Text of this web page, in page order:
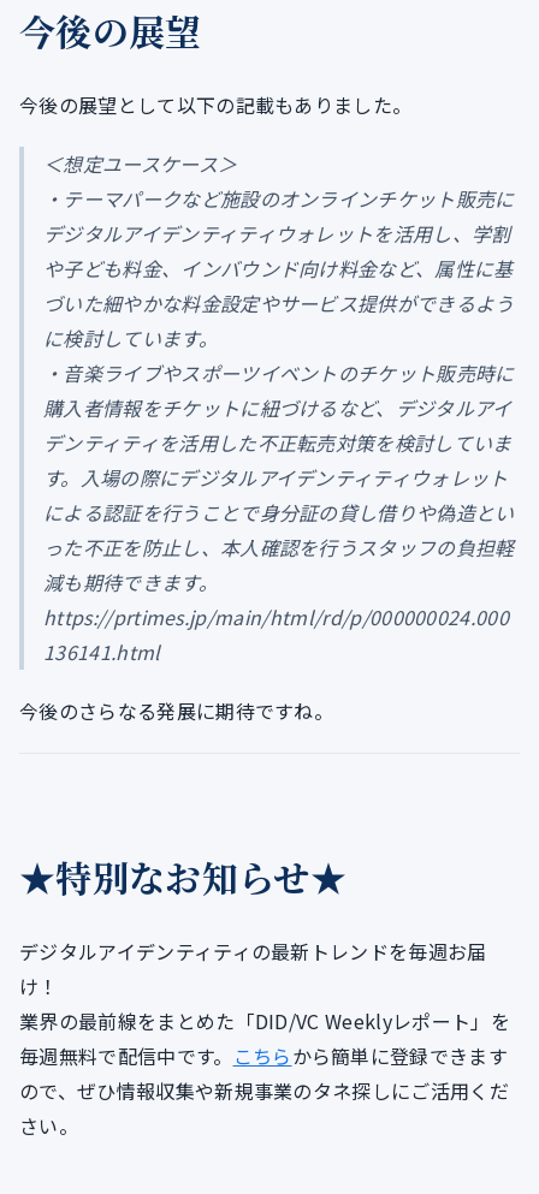
今後の展望
今後の展望として以下の記載もありました。
＜想定ユースケース＞
・テーマパークなど施設のオンラインチケット販売に
デジタルアイデンティティウォレットを活用し、学割
や子ども料金、インバウンド向け料金など、属性に基
づいた細やかな料金設定やサービス提供ができるよう
に検討しています。
・音楽ライブやスポーツイベントのチケット販売時に
購入者情報をチケットに紐づけるなど、デジタルアイ
デンティティを活用した不正転売対策を検討していま
す。入場の際にデジタルアイデンティティウォレット
による認証を行うことで身分証の貸し借りや偽造とい
った不正を防止し、本人確認を行うスタッフの負担軽
減も期待できます。
https://prtimes.jp/main/html/rd/p/000000024.000
136141.html
今後のさらなる発展に期待ですね。
★特別なお知らせ★
デジタルアイデンティティの最新トレンドを毎週お届
け！
業界の最前線をまとめた「DID/VC Weeklyレポート」を
毎週無料で配信中です。 こちらから簡単に登録できます
ので、ぜひ情報収集や新規事業のタネ探しにご活用くだ
さい。